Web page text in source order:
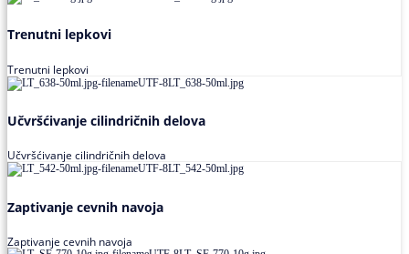
Trenutni lepkovi
Trenutni lepkovi
Učvršćivanje cilindričnih delova
Učvršćivanje cilindričnih delova
Zaptivanje cevnih navoja
Zaptivanje cevnih navoja